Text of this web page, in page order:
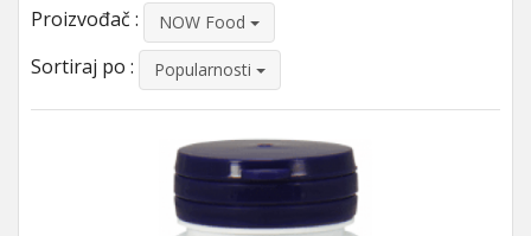
Proizvođač : NOW Food
Sortiraj po : Popularnosti